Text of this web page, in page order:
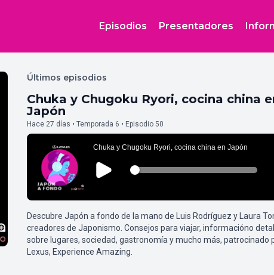
Episodios Presentadores
Últimos episodios
Chuka y Chugoku Ryori, cocina china
Japón
Hace 27 días • Temporada 6 • Episodio 50
Descubre Japón a fondo de la mano de Luis Rodríguez y Laura
creadores de Japonismo. Consejos para viajar, informacióno
sobre lugares, sociedad, gastronomía y mucho más, patrocinado
Lexus, Experience Amazing.